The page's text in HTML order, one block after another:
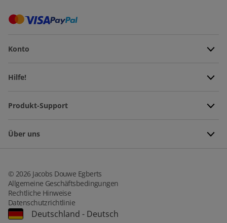
Konto
Hilfe!
Produkt-Support
Über uns
© 2026Jacobs Douwe Egberts
Allgemeine Geschäftsbedingungen
Rechtliche Hinweise
Datenschutzrichtlinie
Deutschland - Deutsch